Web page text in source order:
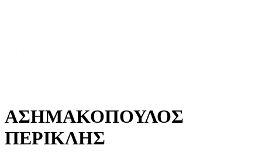
ΑΣΗΜΑΚΟΠΟΥΛΟΣ
ΠΕΡΙΚΛΗΣ